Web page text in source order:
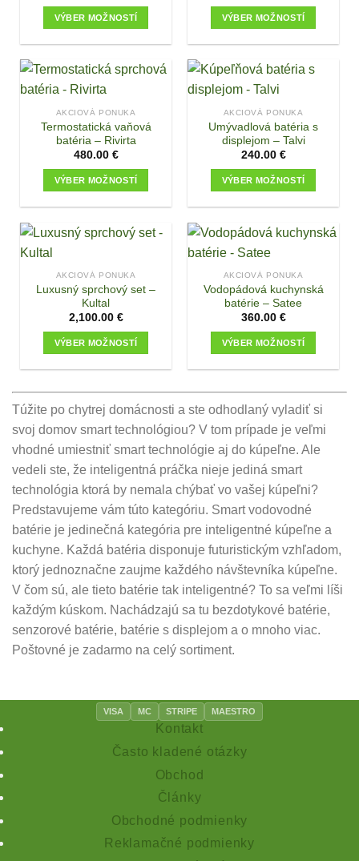
be
chosen
on
product
page
VÝBER MOŽNOSTÍ
has
multiple
The
options
may
be
on
product
VÝBER MOŽNOSTÍ
has
multiple
The
options
may
be
on
product
page
AKCIOVÁ PONUKA
Termostatická vaňová
batéria – Rivirta
480.00 €
VÝBER MOŽNOSTÍ
has
The
options
may
be
on
page
AKCIOVÁ PONUKA
Umývadlová batéria s
displejom – Talvi
240.00 €
VÝBER MOŽNOSTÍ
has
multiple
The
options
may
be
on
page
AKCIOVÁ PONUKA
Luxusný sprchový set –
Kultal
2,100.00 €
VÝBER MOŽNOSTÍ
has
multiple
variants.
The
options
be
chosen
on
the
product
AKCIOVÁ PONUKA
Vodopádová kuchynská
batérie – Satee
360.00 €
VÝBER MOŽNOSTÍ
has
multiple
variants.
The
options
be
chosen
on
the
product
Túžite po chytrej domácnosti a ste odhodlaný vyladiť si
svoj domov smart technológiou? V tom prípade je veľmi
vhodné umiestniť smart technológie aj do kúpeľne. Ale
vedeli ste, že inteligentná práčka nieje jediná smart
technológia ktorá by nemala chýbať vo vašej kúpeľni?
Predstavujeme vám túto kategóriu. Smart vodovodné
batérie je jedinečná kategória pre inteligentné kúpeľne a
kuchyne. Každá batéria disponuje futuristickým vzhľadom,
ktorý jednoznačne zaujme každého návštevníka kúpeľne.
V čom sú, ale tieto batérie tak inteligentné? To sa veľmi líši
každým kúskom. Nachádzajú sa tu bezdotykové batérie,
senzorové batérie, batérie s displejom a o mnoho viac.
Poštovné je zadarmo na celý sortiment.
VISA MC STRIPE MAESTRO
Kontakt
Často kladené otázky
Obchod
Články
Obchodné podmienky
Reklamačné podmienky